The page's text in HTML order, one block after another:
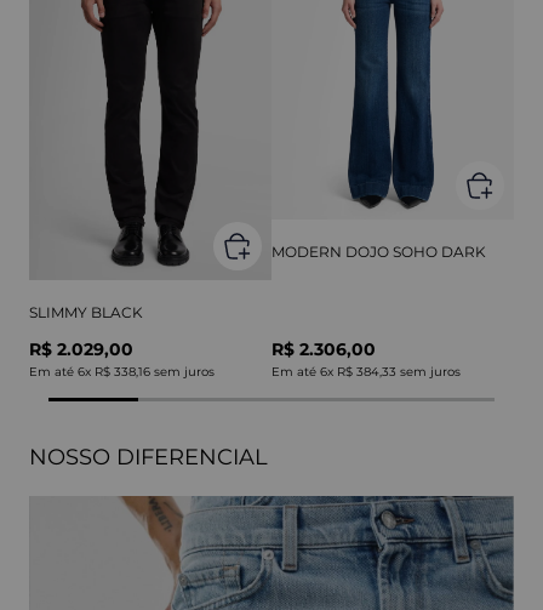
SLIMMY BLACK
R$ 2.029,00
Em até 6x R$ 338,16 sem juros
MODERN DOJO SOHO DARK
R$ 2.306,00
Em até 6x R$ 384,33 sem juros
NOSSO DIFERENCIAL